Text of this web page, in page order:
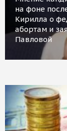
на фоне
Кирилла о
абортам и
Павловой